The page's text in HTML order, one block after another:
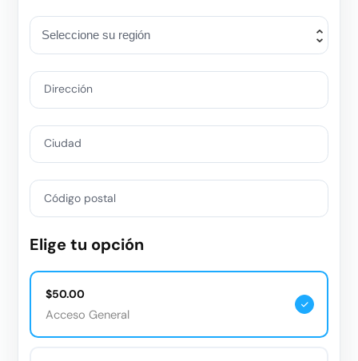
Dirección
Ciudad
Código postal
Elige tu opción
Acceso General
$50.00